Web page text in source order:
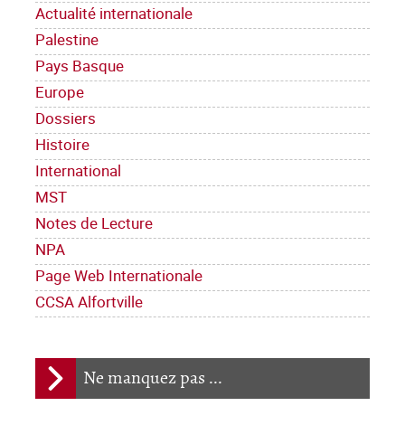
Actualité internationale
Palestine
Pays Basque
Europe
Dossiers
Histoire
International
MST
Notes de Lecture
NPA
Page Web Internationale
CCSA Alfortville
Ne manquez pas ...